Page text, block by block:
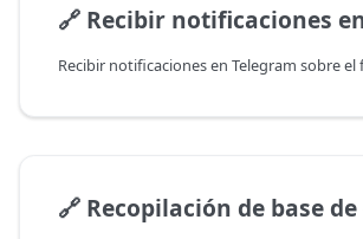
🔗 Recibir notificaciones en Telegram sobre el fin del periodo de
🔗 Recopilación de base de datos de direcciones de